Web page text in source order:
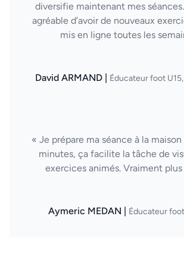
diversifie maintenant mes séances.
agréable d’avoir de nouveaux
mis en ligne toutes les
David ARMAND | Éducateur foot
« Je prépare ma séance à la
minutes, ça facilite la tâche de
exercices animés. Vraiment plus
Aymeric MEDAN | Éducateur